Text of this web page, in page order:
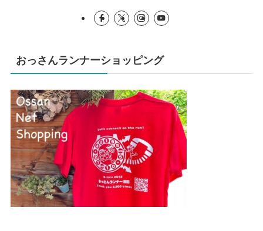
おっさんランナーショッピング